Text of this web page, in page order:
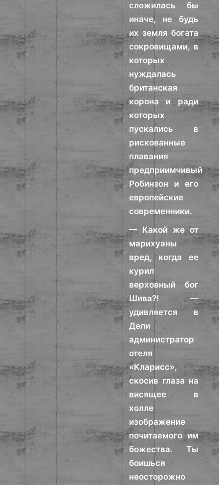
сложилась бы
иначе, не будь
их земля богата
сокровищами, в
которых
нуждалась
британская
корона и ради
которых
пускались в
рискованные
плавания
предприимчивый
Робинзон и его
европейские
современники.
— Какой же от
марихуаны
вред, когда ее
курил
верховный бог
Шива?! —
удивляется в
Дели
администратор
отеля
«Кларисс»,
скосив глаза на
висящее в
холле
изображение
почитаемого им
божества. Ты
боишься
неосторожно